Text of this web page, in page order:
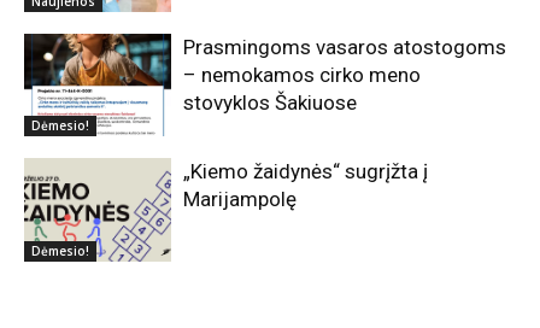
Dėmesio!
Prasmingoms vasaros atostogoms
– nemokamos cirko meno
stovyklos Šakiuose
Dėmesio!
„Kiemo žaidynės“ sugrįžta į
Marijampolę